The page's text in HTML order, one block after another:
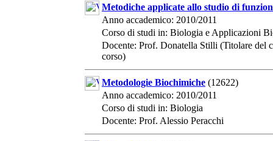
Metodiche applicate allo studio di
Anno accademico: 2010/2011
Corso di studi in: Biologia e Applicazioni
Docente: Prof. Donatella Stilli (Titolare del
corso)
Metodologie Biochimiche (12622)
Anno accademico: 2010/2011
Corso di studi in: Biologia
Docente: Prof. Alessio Peracchi